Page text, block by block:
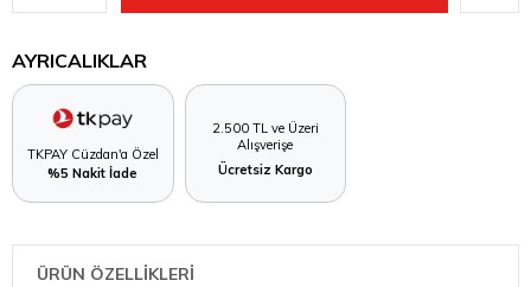
AYRICALIKLAR
TKPAY Cüzdan'a Özel
%5 Nakit İade
2.500 TL ve Üzeri
Alışverişe
Ücretsiz Kargo
ÜRÜN ÖZELLİKLERİ